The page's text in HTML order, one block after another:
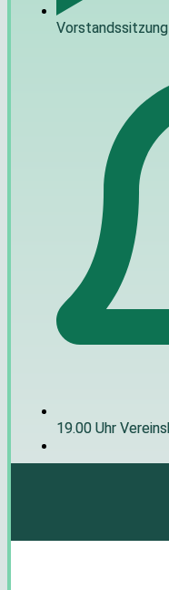
Vorstandssitzung
19.00 Uhr